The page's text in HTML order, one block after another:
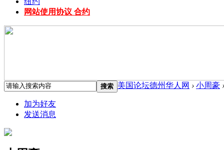
网站使用协议 合约
搜索 美国论坛德州华人网 › 小周豪 ›
加为好友
发送消息